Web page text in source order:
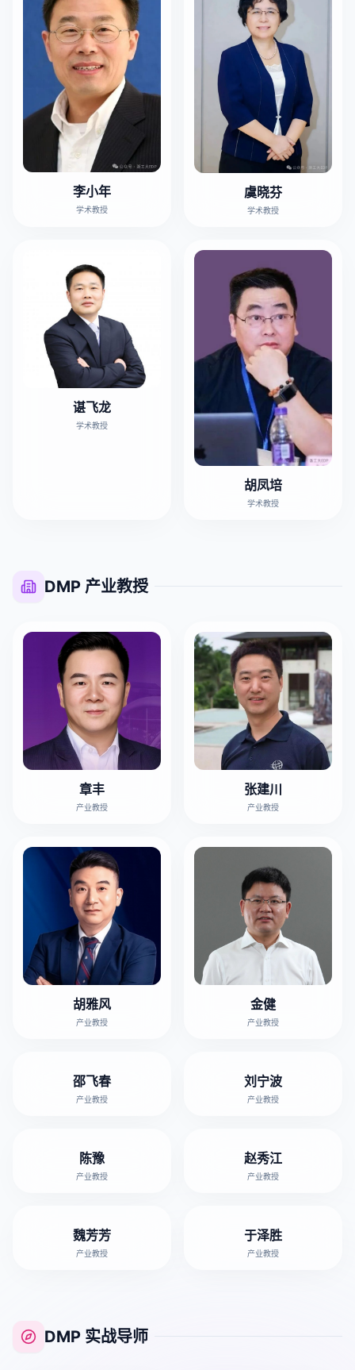
李小年
学术教授
虞晓芬
学术教授
谌飞龙
学术教授
胡凤培
学术教授
DMP 产业教授
章丰
产业教授
张建川
产业教授
胡雅风
产业教授
金健
产业教授
邵飞春
产业教授
刘宁波
产业教授
陈豫
产业教授
赵秀江
产业教授
魏芳芳
产业教授
于泽胜
产业教授
DMP 实战导师